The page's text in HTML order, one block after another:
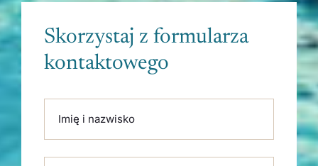
Skorzystaj z formularza
kontaktowego
Imię i nazwisko